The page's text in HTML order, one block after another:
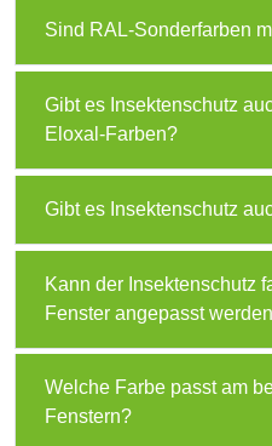
Sind RAL-Sonderfarben
Gibt es Insektenschutz
Eloxal-Farben?
Gibt es Insektenschutz
Kann der Insektenschutz
Fenster angepasst
Welche Farbe passt am
Fenstern?